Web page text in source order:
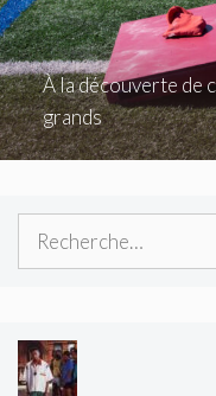
À la découverte de
grands
Rechercher :